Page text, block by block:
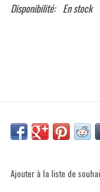
Disponibilité: En stock
Ajouter à la liste de